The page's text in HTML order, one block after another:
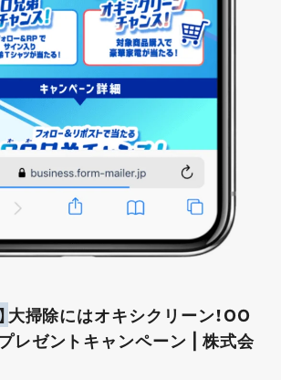
大掃除にはオキシクリーン！OO
レゼントキャンペーン | 株式会